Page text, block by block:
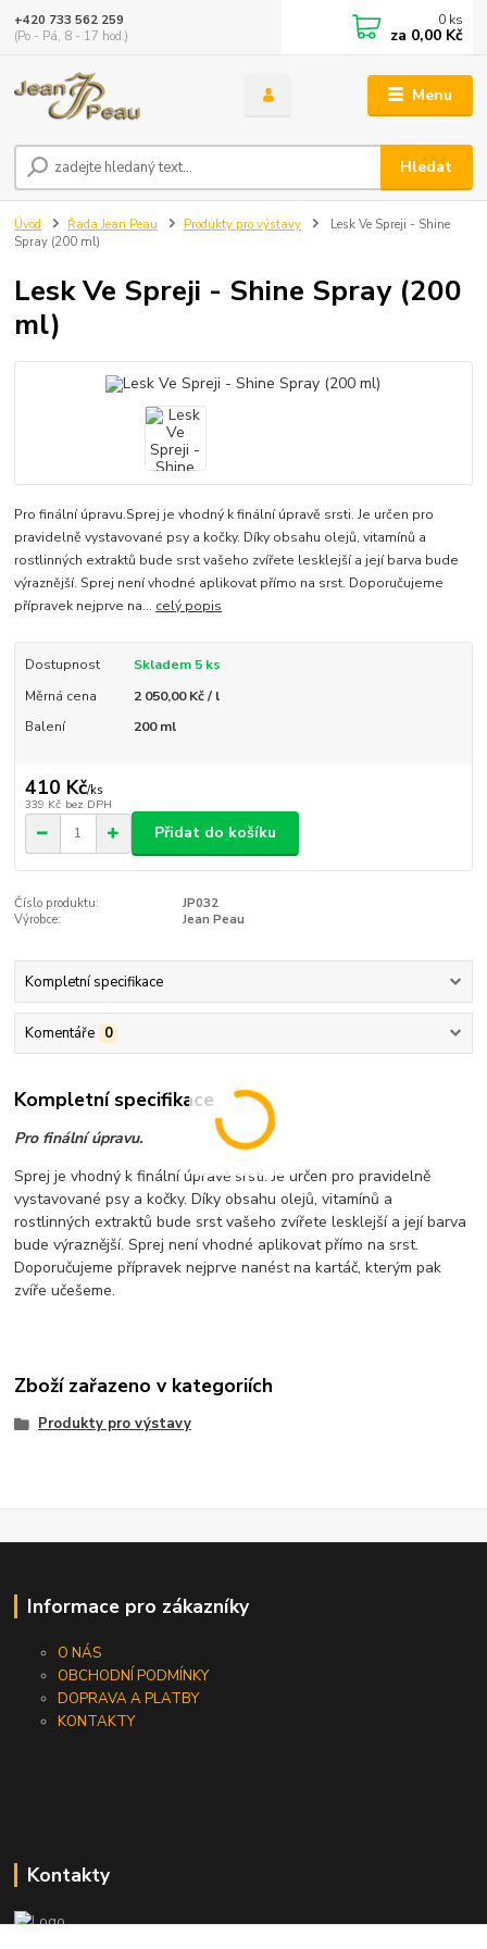
Menu
Hledat
+420 733 562 259
(Po - Pá, 8 - 17 hod.)
0 ks
za 0,00 Kč
Úvod Řada Jean Peau Produkty pro výstavy
Lesk Ve Spreji - Shine
Spray (200 ml)
Lesk Ve Spreji - Shine Spray (200
ml)
Pro finální úpravu.Sprej je vhodný k finální úpravě srsti. Je určen pro
pravidelně vystavované psy a kočky. Díky obsahu olejů, vitamínů a
rostlinných extraktů bude srst vašeho zvířete lesklejší a její barva bude
výraznější. Sprej není vhodné aplikovat přímo na srst. Doporučujeme
přípravek nejprve na... celý popis
Dostupnost
Skladem 5 ks
Měrná cena
2 050,00 Kč / l
Balení
200 ml
410 Kč/ks
339 Kč bez DPH
Přidat do košíku
Číslo produktu:
JP032
Výrobce:
Jean Peau
Kompletní specifikace
Komentáře 0
Kompletní specifikace
Pro finální úpravu.
Sprej je vhodný k finální úpravě srsti. Je určen pro pravidelně
vystavované psy a kočky. Díky obsahu olejů, vitamínů a
rostlinných extraktů bude srst vašeho zvířete lesklejší a její barva
bude výraznější. Sprej není vhodné aplikovat přímo na srst.
Doporučujeme přípravek nejprve nanést na kartáč, kterým pak
zvíře učešeme.
Zboží zařazeno v kategoriích
Produkty pro výstavy
Informace pro zákazníky
O NÁS
OBCHODNÍ PODMÍNKY
DOPRAVA A PLATBY
KONTAKTY
Kontakty